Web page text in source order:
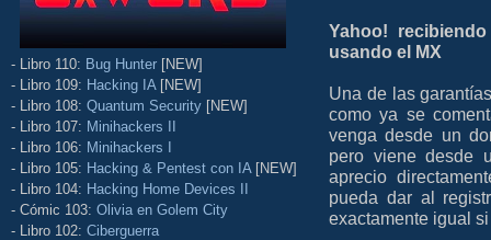
- Libro 110: Bug Hunter [NEW]
- Libro 109: Hacking IA [NEW]
- Libro 108: Quantum Security [NEW]
- Libro 107: Minihackers II
- Libro 106: Minihackers I
- Libro 105: Hacking & Pentest con IA [NEW]
- Libro 104: Hacking Home Devices II
- Cómic 103: Olivia en Golem City
- Libro 102: Ciberguerra
Yahoo!
usando el MX
Una de las
como ya se
venga desde un
pero viene desde
aprecio
pueda dar al
exactamente igual